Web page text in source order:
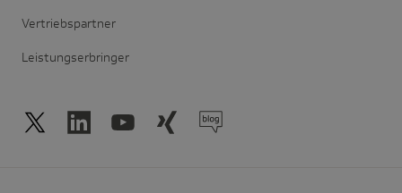
Vertriebspartner
Leistungserbringer